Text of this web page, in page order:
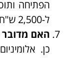
ל-2,500 ש"ח למ"ר.
האם מדובר
כן.